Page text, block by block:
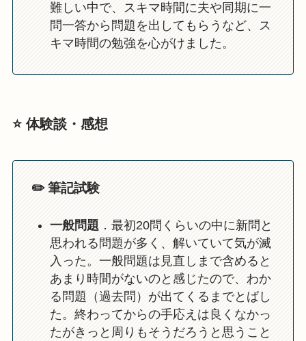
難しい中で、スキマ時間に夫や同期に一
問一答から問題を出してもらうなど、ス
キマ時間の勉強を心がけました。
⭐️ 体験談・感想
✏️ 筆記試験
一般問題 ．最初20問くらいの中に新問と
思われる問題が多く、解いていて気が滅
入った。一般問題は見直しまで含めると
あまり時間がないのと感じたので、わか
る問題（過去問）が出てくるまでとばし
た。終わってからの手応えは良くなかっ
たがきっと周りもそうだろうと思うこと